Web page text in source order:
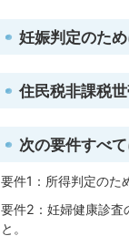
妊娠判定のた
住民税非課税
次の要件すべ
要件1：所得判定のた
要件2：妊婦健康診査
と。